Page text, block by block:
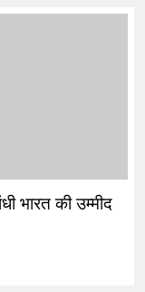
मोहाली ईकाई ने